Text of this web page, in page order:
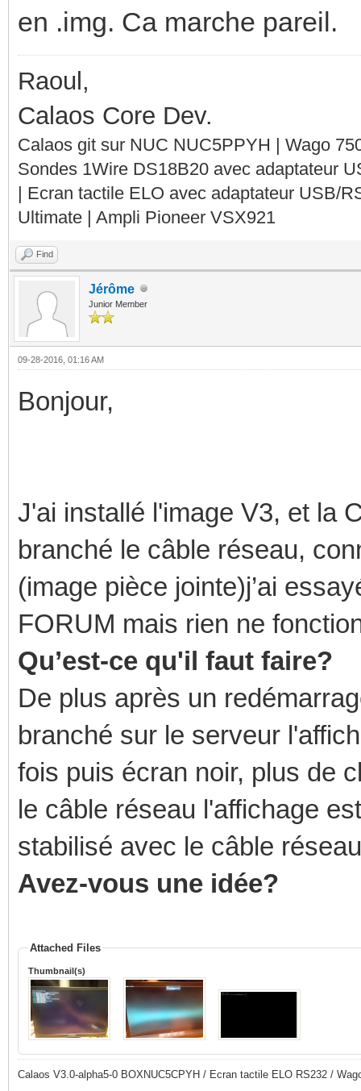
en .img. Ca marche pareil.
Raoul,
Calaos Core Dev.
Calaos git sur NUC NUC5PPYH | Wago
Sondes 1Wire DS18B20 avec adaptateur
| Ecran tactile ELO avec adaptateur USB/
Ultimate | Ampli Pioneer VSX921
Find
Jérôme
Junior Member
09-28-2016, 01:16 AM
Bonjour,
J'ai installé l'image V3, et la
branché le câble réseau,
(image pièce jointe)j’ai
FORUM mais rien ne
Qu’est-ce qu'il faut faire?
De plus après un
branché sur le serveur
fois puis écran noir, plus de
le câble réseau l'affichage
stabilisé avec le câble
Avez-vous une idée?
Attached Files
Thumbnail(s)
Calaos V3.0-alpha5-0 BOXNUC5CPYH / Ecran tactile ELO RS232 /